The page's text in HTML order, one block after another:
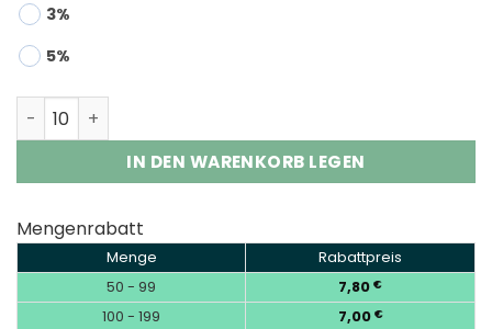
3%
5%
Bang Box 160K Puffs 4-in-1 Disposable Vape Wholesale
IN DEN WARENKORB LEGEN
Mengenrabatt
Menge
Rabattpreis
50 - 99
7,80 €
100 - 199 7,00 €